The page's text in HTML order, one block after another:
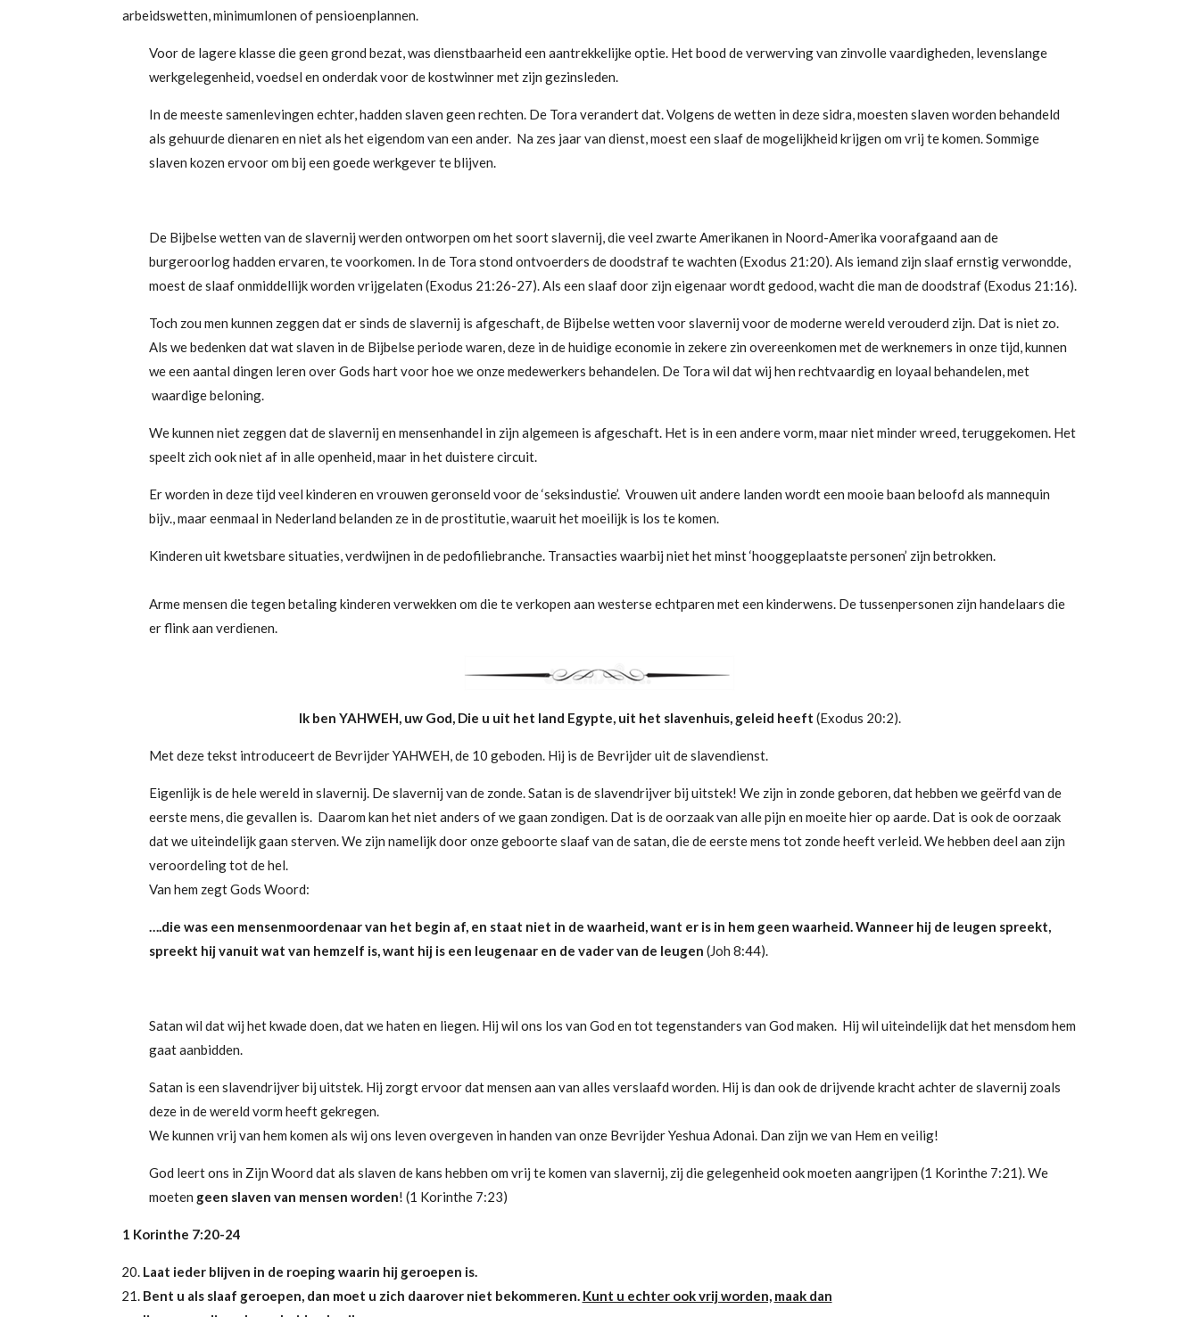
arbeidswetten, minimumlonen of pensioenplannen.
Voor de lagere klasse die geen grond bezat, was dienstbaarheid een aantrekkelijke optie. Het bood de verwerving van zinvolle vaardigheden, levenslange
werkgelegenheid, voedsel en onderdak voor de kostwinner met zijn gezinsleden.
In de meeste samenlevingen echter, hadden slaven geen rechten. De Tora verandert dat. Volgens de wetten in deze sidra, moesten slaven worden behandeld
als gehuurde dienaren en niet als het eigendom van een ander. Na zes jaar van dienst, moest een slaaf de mogelijkheid krijgen om vrij te komen. Sommige
slaven kozen ervoor om bij een goede werkgever te blijven.
De Bijbelse wetten van de slavernij werden ontworpen om het soort slavernij, die veel zwarte Amerikanen in Noord-Amerika voorafgaand aan de
burgeroorlog hadden ervaren, te voorkomen. In de Tora stond ontvoerders de doodstraf te wachten (Exodus 21:20). Als iemand zijn slaaf ernstig verwondde,
moest de slaaf onmiddellijk worden vrijgelaten (Exodus 21:26-27). Als een slaaf door zijn eigenaar wordt gedood, wacht die man de doodstraf (Exodus 21:16).
Toch zou men kunnen zeggen dat er sinds de slavernij is afgeschaft, de Bijbelse wetten voor slavernij voor de moderne wereld verouderd zijn. Dat is niet zo.
Als we bedenken dat wat slaven in de Bijbelse periode waren, deze in de huidige economie in zekere zin overeenkomen met de werknemers in onze tijd, kunnen
we een aantal dingen leren over Gods hart voor hoe we onze medewerkers behandelen. De Tora wil dat wij hen rechtvaardig en loyaal behandelen, met
waardige beloning.
We kunnen niet zeggen dat de slavernij en mensenhandel in zijn algemeen is afgeschaft. Het is in een andere vorm, maar niet minder wreed, teruggekomen. Het
speelt zich ook niet af in alle openheid, maar in het duistere circuit.
Er worden in deze tijd veel kinderen en vrouwen geronseld voor de ‘seksindustie’. Vrouwen uit andere landen wordt een mooie baan beloofd als mannequin
bijv., maar eenmaal in Nederland belanden ze in de prostitutie, waaruit het moeilijk is los te komen.
Kinderen uit kwetsbare situaties, verdwijnen in de pedofiliebranche. Transacties waarbij niet het minst ‘hooggeplaatste personen’ zijn betrokken.
Arme mensen die tegen betaling kinderen verwekken om die te verkopen aan westerse echtparen met een kinderwens. De tussenpersonen zijn handelaars die
er flink aan verdienen.
Ik ben YAHWEH, uw God, Die u uit het land Egypte, uit het slavenhuis, geleid heeft (Exodus 20:2).
Met deze tekst introduceert de Bevrijder YAHWEH, de 10 geboden. Hij is de Bevrijder uit de slavendienst.
Eigenlijk is de hele wereld in slavernij. De slavernij van de zonde. Satan is de slavendrijver bij uitstek! We zijn in zonde geboren, dat hebben we geërfd van de
eerste mens, die gevallen is. Daarom kan het niet anders of we gaan zondigen. Dat is de oorzaak van alle pijn en moeite hier op aarde. Dat is ook de oorzaak
dat we uiteindelijk gaan sterven. We zijn namelijk door onze geboorte slaaf van de satan, die de eerste mens tot zonde heeft verleid. We hebben deel aan zijn
veroordeling tot de hel.
Van hem zegt Gods Woord:
….die was een mensenmoordenaar van het begin af, en staat niet in de waarheid, want er is in hem geen waarheid. Wanneer hij de leugen spreekt,
spreekt hij vanuit wat van hemzelf is, want hij is een leugenaar en de vader van de leugen (Joh 8:44).
Satan wil dat wij het kwade doen, dat we haten en liegen. Hij wil ons los van God en tot tegenstanders van God maken. Hij wil uiteindelijk dat het mensdom hem
gaat aanbidden.
Satan is een slavendrijver bij uitstek. Hij zorgt ervoor dat mensen aan van alles verslaafd worden. Hij is dan ook de drijvende kracht achter de slavernij zoals
deze in de wereld vorm heeft gekregen.
We kunnen vrij van hem komen als wij ons leven overgeven in handen van onze Bevrijder Yeshua Adonai. Dan zijn we van Hem en veilig!
God leert ons in Zijn Woord dat als slaven de kans hebben om vrij te komen van slavernij, zij die gelegenheid ook moeten aangrijpen (1 Korinthe 7:21). We
moeten geen slaven van mensen worden! (1 Korinthe 7:23)
1 Korinthe 7:20-24
Laat ieder blijven in de roeping waarin hij geroepen is.
Bent u als slaaf geroepen, dan moet u zich daarover niet bekommeren. Kunt u echter ook vrij worden, maak dan